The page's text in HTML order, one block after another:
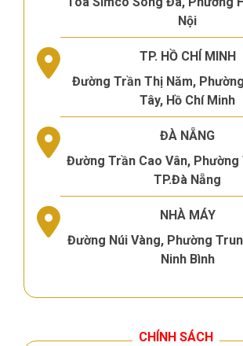
Nội
TP. HỒ CHÍ MINH
Đường Trần Thị Năm,
Tây, Hồ Chí Minh
ĐÀ NẴNG
Đường Trần Cao Vân, Phường
TP.Đà Nẵng
NHÀ MÁY
Đường Núi Vàng, Phường
Ninh Bình
CHÍNH SÁCH